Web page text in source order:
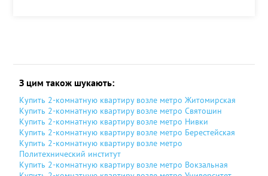
З цим також шукають:
Купить 2-комнатную квартиру возле метро Житомирская
Купить 2-комнатную квартиру возле метро Святошин
Купить 2-комнатную квартиру возле метро Нивки
Купить 2-комнатную квартиру возле метро Берестейская
Купить 2-комнатную квартиру возле метро
Политехнический институт
Купить 2-комнатную квартиру возле метро Вокзальная